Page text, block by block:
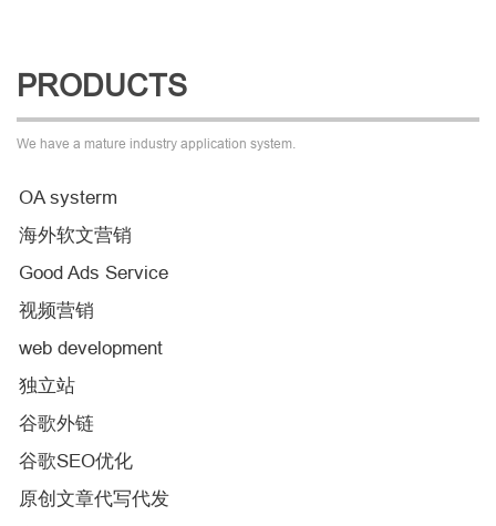
PRODUCTS
We have a mature industry application system.
OA systerm
海外软文营销
Good Ads Service
视频营销
web development
独立站
谷歌外链
谷歌SEO优化
原创文章代写代发